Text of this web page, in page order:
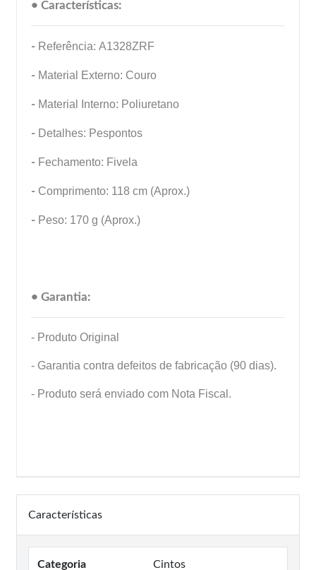
• Características:
- Referência: A1328ZRF
- Material Externo: Couro
- Material Interno: Poliuretano
- Detalhes: Pespontos
- Fechamento: Fivela
- Comprimento: 118 cm (Aprox.)
- Peso: 170 g (Aprox.)
• Garantia:
- Produto Original
- Garantia contra defeitos de fabricação (90 dias).
- Produto será enviado com Nota Fiscal.
Características
Categoria Cintos